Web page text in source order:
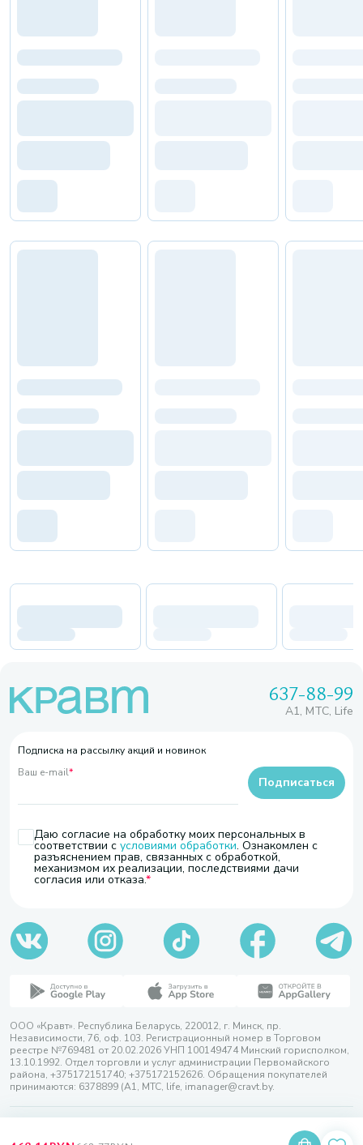
637-88-99
A1, МТС, Life
Подписка на рассылку акций и новинок
Ваш e-mail*
Даю согласие на обработку моих персональных в
соответствии с условиями обработки. Ознакомлен с
разъяснением прав, связанных с обработкой,
механизмом их реализации, последствиями дачи
согласия или отказа.
Подписаться
ООО «Кравт». Республика Беларусь, 220012, г. Минск, пр.
Независимости, 76, оф. 103. Регистрационный номер в Торговом
реестре №769481 от 20.02.2026 УНП 100149474 Минский горисполком,
13.10.1992. Отдел торговли и услуг администрации Первомайского
района, +375172151740; +375172152626. Обращения покупателей
принимаются: 6378899 (А1, МТС, life, imanager@cravt.by.
Разработка сайта — SLAM